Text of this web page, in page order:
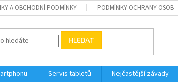
A OBCHODNÍ PODMÍNKY PODMÍNKY OCHRANY
HLEDAT
Servis tabletů Nejčastější závady